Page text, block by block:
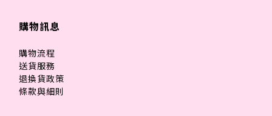
購物訊息
購物流程
送貨服務
退換貨政策
條款與細則